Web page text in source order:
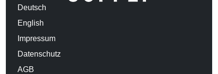
Deutsch
English
Impressum
Datenschutz
AGB